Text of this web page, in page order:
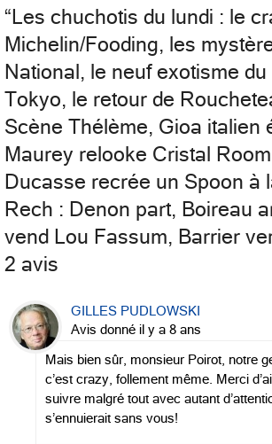
“ Les chuchotis du lundi : le
Michelin/Fooding, les
National, le neuf exotisme
Tokyo, le retour de
Scène Thélème, Gioa italien
Maurey relooke Cristal
Ducasse recrée un Spoon à
Rech : Denon part, Boireau
vend Lou Fassum, Barrier
2 avis
GILLES PUDLOWSKI
Avis donné il y a 8 ans
Mais bien sûr, monsieur Poirot, notre
c’est crazy, follement même. Merci
suivre malgré tout avec autant
s’ennuierait sans vous!